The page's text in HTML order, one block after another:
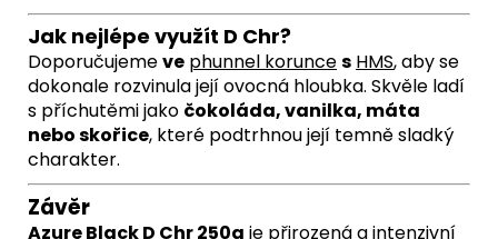
Jak nejlépe využít D Chr?
Doporučujemeve phunnel korunces HMS,aby se
dokonale rozvinula její ovocná hloubka. Skvěle ladí
s příchutěmi jako čokoláda, vanilka, máta
nebo skořice, které podtrhnou její temně sladký
charakter.
Závěr
Azure Black D Chr 250g je přirozená a intenzivní